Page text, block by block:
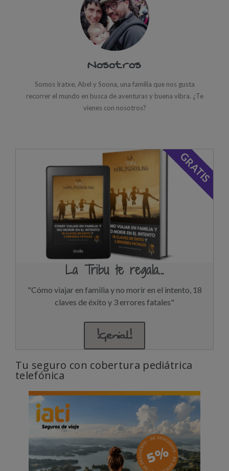
Nosotros
Somos Iratxe, Abel y Soona, una familia que nos gusta
recorrer el mundo en busca de aventuras y buena vibra. ¿Te
vienes con nosotros?
La Tribu te regala...
"Cómo viajar en familia y no morir en el intento, 18
claves de éxito y 3 errores fatales"
!Genial!
GRATIS
Tu seguro con cobertura pediátrica
telefónica